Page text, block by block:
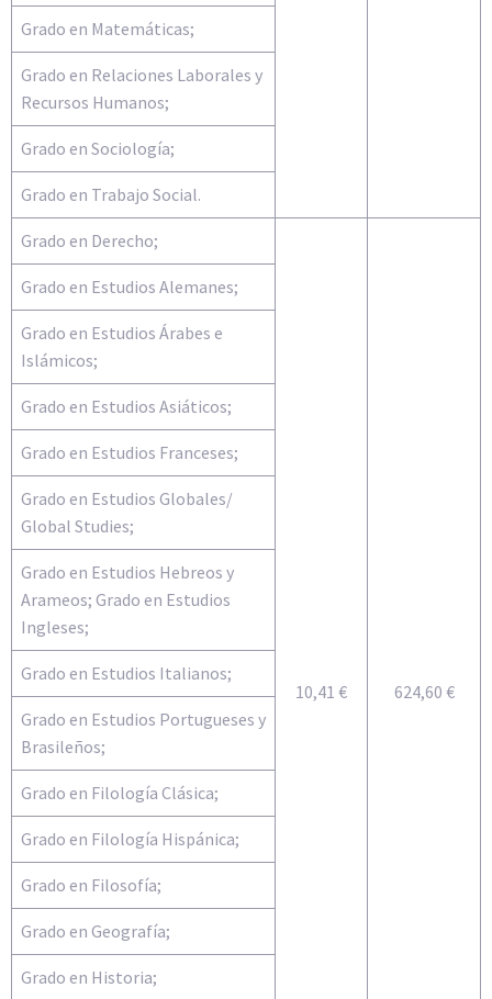
Grado en Matemáticas;
Grado en Relaciones Laborales y
Recursos Humanos;
Grado en Sociología;
Grado en Trabajo Social.
Grado en Derecho;
10,41 € 624,60 €
Grado en Estudios Alemanes;
Grado en Estudios Árabes e
Islámicos;
Grado en Estudios Asiáticos;
Grado en Estudios Franceses;
Grado en Estudios Globales/
Global Studies;
Grado en Estudios Hebreos y
Arameos; Grado en Estudios
Ingleses;
Grado en Estudios Italianos;
Grado en Estudios Portugueses y
Brasileños;
Grado en Filología Clásica;
Grado en Filología Hispánica;
Grado en Filosofía;
Grado en Geografía;
Grado en Historia;